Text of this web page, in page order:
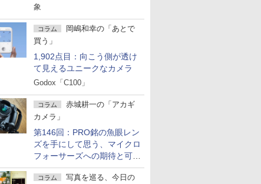
象
コラム
岡嶋和幸の「あとで
買う」
1,902点目：向こう側が透け
て見えるユニークなカメラ
Godox「C100」
コラム
赤城耕一の「アカギ
カメラ」
第146回：PRO銘の魚眼レン
ズを手にして思う、マイクロ
フォーサーズへの期待と可能
性
コラム 写真を巡る、今日の